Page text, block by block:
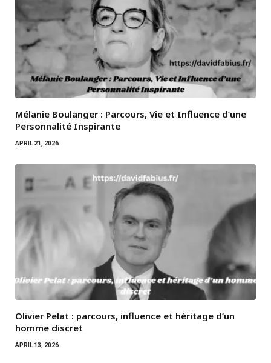
Mélanie Boulanger : Parcours, Vie et Influence d’une
Personnalité Inspirante
APRIL 21, 2026
Olivier Pelat : parcours, influence et héritage d’un
homme discret
APRIL 13, 2026